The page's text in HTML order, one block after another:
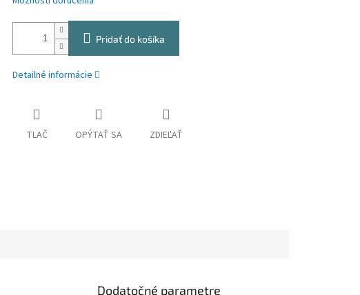
Pridať do košíka
Detailné informácie
TLAČ OPÝTAŤ SA ZDIEĽAŤ
Dodatočné parametre